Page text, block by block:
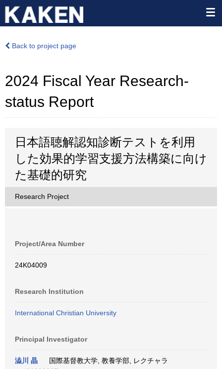
Back to project page
2024 Fiscal Year Research-
status Report
日本語聴解認知診断テストを利用
した効果的学習支援方法構築に向け
た基礎的研究
Research Project
Project/Area Number
24K04009
Research Institution
International Christian University
Principal Investigator
澁川 晶
国際基督教大学, 教養学部, レクチャラ